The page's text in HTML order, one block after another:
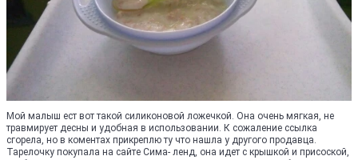
Мой малыш ест вот такой силиконовой ложечкой. Она очень мягкая, не
травмирует десны и удобная в использовании. К сожаление ссылка
сгорела, но в коментах прикреплю ту что нашла у другого продавца.
Тарелочку покупала на сайте Сима- ленд, она идет с крышкой и присоской,